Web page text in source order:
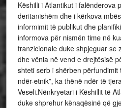
Këshilli i Atlantikut i falënderova
deritanishëm dhe i kërkova
informimit të publikut dhe
informova për nismën time në
tranzicionale duke shpjeguar se
dhe vënia në vend e drejtësisë
shteti serb i shërben
ndër-etnik”, ka thënë ndër të
Veseli.Nënkryetari i Këshillit të
duke shprehur kënaqësinë që